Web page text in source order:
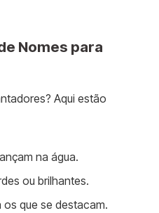
Nomes para
Aqui estão
na água.
ou brilhantes.
os que se destacam.